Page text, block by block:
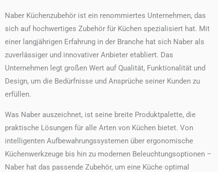
Naber Küchenzubehör ist ein renommiertes Unternehmen, das
sich auf hochwertiges Zubehör für Küchen spezialisiert hat. Mit
einer langjährigen Erfahrung in der Branche hat sich Naber als
zuverlässiger und innovativer Anbieter etabliert. Das
Unternehmen legt großen Wert auf Qualität, Funktionalität und
Design, um die Bedürfnisse und Ansprüche seiner Kunden zu
erfüllen.
Was Naber auszeichnet, ist seine breite Produktpalette, die
praktische Lösungen für alle Arten von Küchen bietet. Von
intelligenten Aufbewahrungssystemen über ergonomische
Küchenwerkzeuge bis hin zu modernen Beleuchtungsoptionen –
Naber hat das passende Zubehör, um eine Küche optimal